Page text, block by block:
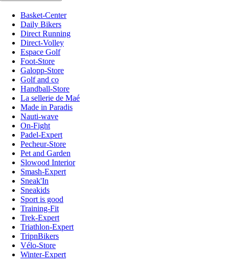
Basket-Center
Daily Bikers
Direct Running
Direct-Volley
Espace Golf
Foot-Store
Galopp-Store
Golf and co
Handball-Store
La sellerie de Maé
Made in Paradis
Nauti-wave
On-Fight
Padel-Expert
Pecheur-Store
Pet and Garden
Slowood Interior
Smash-Expert
Sneak'In
Sneakids
Sport is good
Training-Fit
Trek-Expert
Triathlon-Expert
TripnBikers
Vélo-Store
Winter-Expert